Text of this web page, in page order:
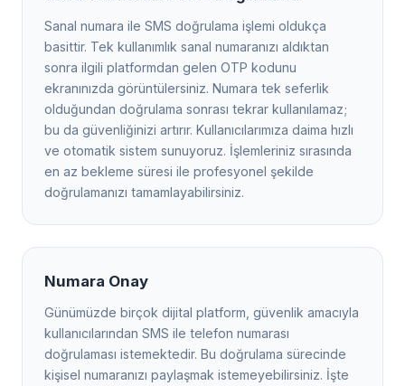
Sanal numara ile SMS doğrulama işlemi oldukça
basittir. Tek kullanımlık sanal numaranızı aldıktan
sonra ilgili platformdan gelen OTP kodunu
ekranınızda görüntülersiniz. Numara tek seferlik
olduğundan doğrulama sonrası tekrar kullanılamaz;
bu da güvenliğinizi artırır. Kullanıcılarımıza daima hızlı
ve otomatik sistem sunuyoruz. İşlemleriniz sırasında
en az bekleme süresi ile profesyonel şekilde
doğrulamanızı tamamlayabilirsiniz.
Numara Onay
Günümüzde birçok dijital platform, güvenlik amacıyla
kullanıcılarından SMS ile telefon numarası
doğrulaması istemektedir. Bu doğrulama sürecinde
kişisel numaranızı paylaşmak istemeyebilirsiniz. İşte